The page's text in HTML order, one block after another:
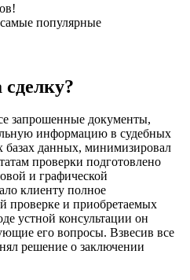
популярные
запрошенные документы,
информацию в судебных
базах данных, минимизировал
проверки подготовлено
и графической
клиенту полное
проверке и приобретаемых
устной консультации он
его вопросы. Взвесив все
решение о заключении